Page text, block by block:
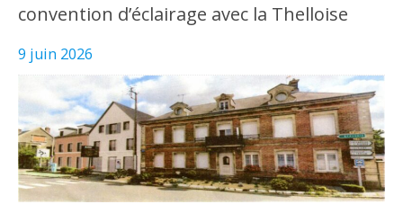
convention d’éclairage avec la Thelloise
9 juin 2026